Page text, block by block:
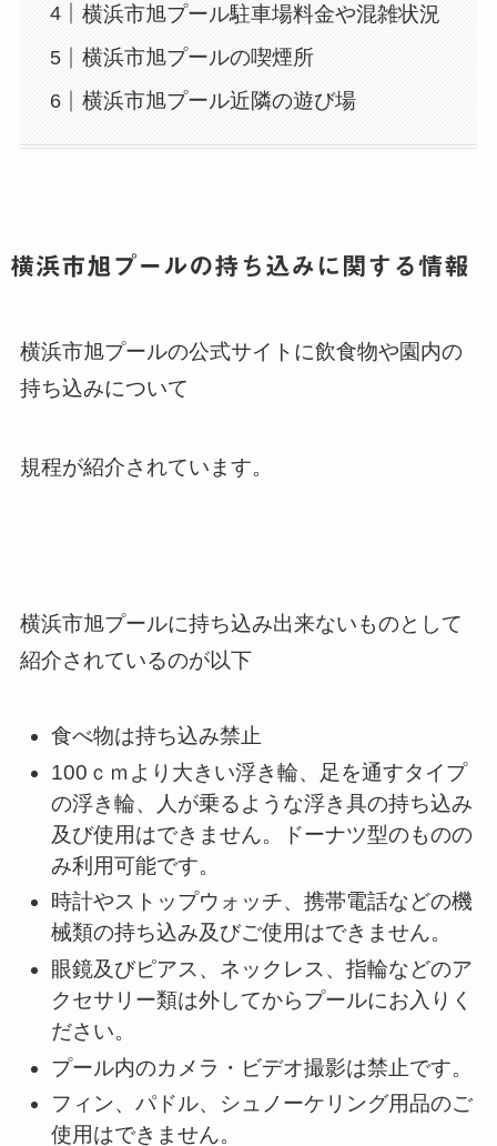
横浜市旭プール駐車場料金や混雑状況
横浜市旭プールの喫煙所
横浜市旭プール近隣の遊び場
横浜市旭プールの持ち込みに関する情報
横浜市旭プールの公式サイトに飲食物や園内の
持ち込みについて
規程が紹介されています。
横浜市旭プールに持ち込み出来ないものとして
紹介されているのが以下
食べ物は持ち込み禁止
100ｃｍより大きい浮き輪、足を通すタイプ
の浮き輪、人が乗るような浮き具の持ち込み
及び使用はできません。ドーナツ型のものの
み利用可能です。
時計やストップウォッチ、携帯電話などの機
械類の持ち込み及びご使用はできません。
眼鏡及びピアス、ネックレス、指輪などのア
クセサリー類は外してからプールにお入りく
ださい。
プール内のカメラ・ビデオ撮影は禁止です。
フィン、パドル、シュノーケリング用品のご
使用はできません。